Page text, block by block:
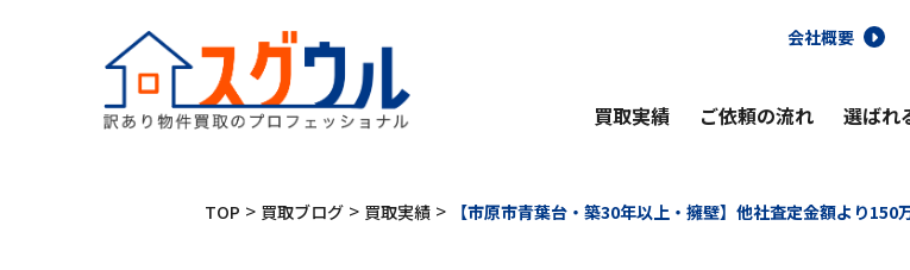
買取実績 ご依頼の流れ 選ばれ
会社概要
TOP > 買取ブログ > 買取実績 > 【市原市青葉台・築30年以上・擁壁】他社査定金額より